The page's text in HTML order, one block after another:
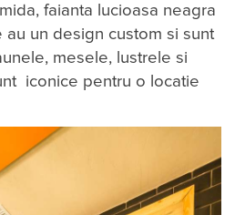
faianta lucioasa neagra
au un design custom si sunt
mesele, lustrele si
iconice pentru o locatie